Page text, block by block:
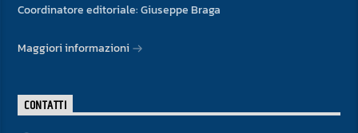
Coordinatore editoriale: Giuseppe Braga
Maggiori informazioni
CONTATTI